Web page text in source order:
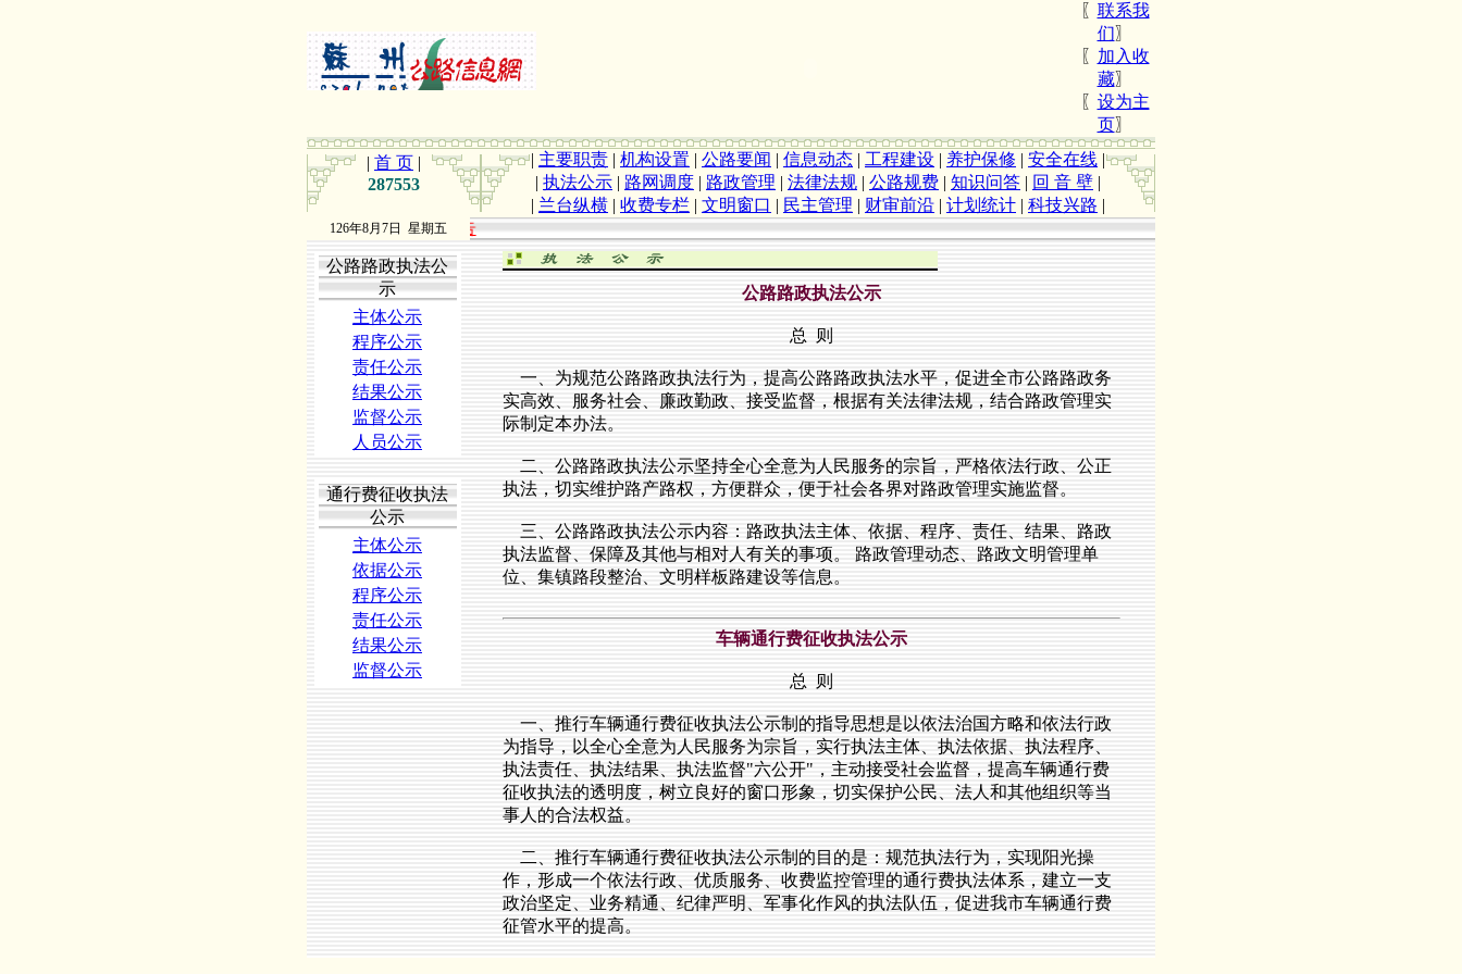
〖 联系我
们〗
〖 加入收
藏〗
〖 设为主
页〗
| 首 页 |
287553
| 主要职责 | 机构设置 | 公路要闻 | 信息动态 | 工程建设 | 养护保修 | 安全在线 |
| 执法公示 | 路网调度 | 路政管理 | 法律法规 | 公路规费 | 知识问答 | 回 音 壁 |
| 兰台纵横 | 收费专栏 | 文明窗口 | 民主管理 | 财审前沿 | 计划统计 | 科技兴路 |
126年8月7日 星期五 关于加强2008年度公路养路费征收稽查
公路路政执法公
示
主体公示
程序公示
责任公示
结果公示
监督公示
人员公示
通行费征收执法
公示
主体公示
依据公示
程序公示
责任公示
结果公示
监督公示
公路路政执法公示
总 则
一、为规范公路路政执法行为，提高公路路政执法水平，促进全市公路路政务
实高效、服务社会、廉政勤政、接受监督，根据有关法律法规，结合路政管理实
际制定本办法。
二、公路路政执法公示坚持全心全意为人民服务的宗旨，严格依法行政、公正
执法，切实维护路产路权，方便群众，便于社会各界对路政管理实施监督。
三、公路路政执法公示内容：路政执法主体、依据、程序、责任、结果、路政
执法监督、保障及其他与相对人有关的事项。 路政管理动态、路政文明管理单
位、集镇路段整治、文明样板路建设等信息。
车辆通行费征收执法公示
总 则
一、推行车辆通行费征收执法公示制的指导思想是以依法治国方略和依法行政
为指导，以全心全意为人民服务为宗旨，实行执法主体、执法依据、执法程序、
执法责任、执法结果、执法监督"六公开"，主动接受社会监督，提高车辆通行费
征收执法的透明度，树立良好的窗口形象，切实保护公民、法人和其他组织等当
事人的合法权益。
二、推行车辆通行费征收执法公示制的目的是：规范执法行为，实现阳光操
作，形成一个依法行政、优质服务、收费监控管理的通行费执法体系，建立一支
政治坚定、业务精通、纪律严明、军事化作风的执法队伍，促进我市车辆通行费
征管水平的提高。